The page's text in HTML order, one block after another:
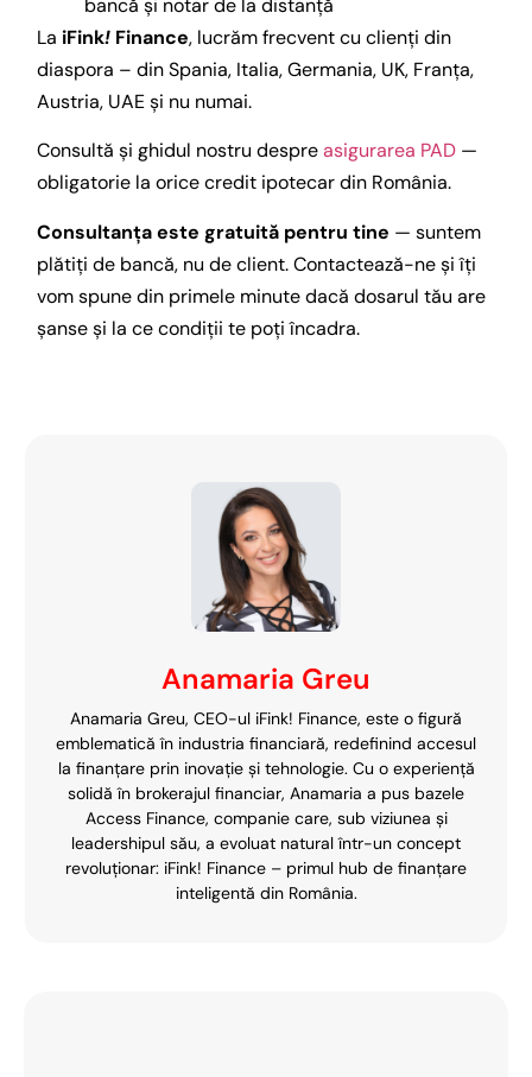
bancă și notar de la distanță
La iFink! Finance, lucrăm frecvent cu clienți din
diaspora – din Spania, Italia, Germania, UK, Franța,
Austria, UAE și nu numai.
Consultă și ghidul nostru despreasigurarea PAD —
obligatorie la orice credit ipotecar din România.
Consultanța este gratuită pentru tine — suntem
plătiți de bancă, nu de client. Contactează-ne și îți
vom spune din primele minute dacă dosarul tău are
șanse și la ce condiții te poți încadra.
Anamaria Greu
Anamaria Greu, CEO-ul iFink! Finance, este o figură
emblematică în industria financiară, redefinind accesul
la finanțare prin inovație și tehnologie. Cu o experiență
solidă în brokerajul financiar, Anamaria a pus bazele
Access Finance, companie care, sub viziunea și
leadershipul său, a evoluat natural într-un concept
revoluționar: iFink! Finance – primul hub de finanțare
inteligentă din România.